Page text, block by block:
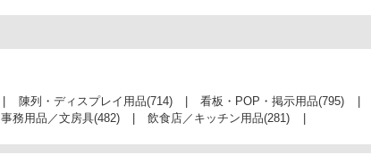
陳列・ディスプレイ用品(714) 看板・POP・掲示用品(795)
事務用品／文房具(482) 飲食店／キッチン用品(281)